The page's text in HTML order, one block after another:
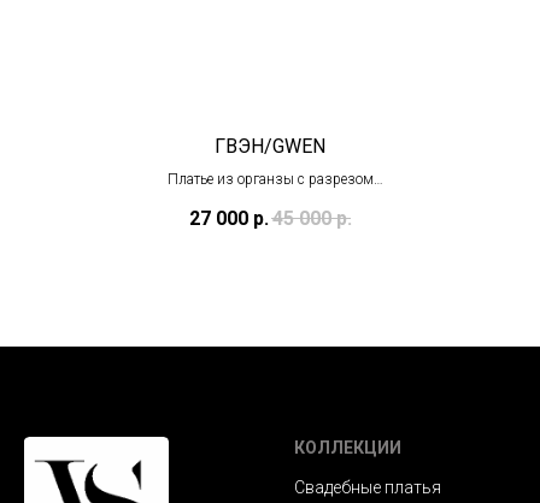
ГВЭН/GWEN
Платье из органзы с разрезом
27 000 р.45 000 р.
КОЛЛЕКЦИИ
Свадебные платья